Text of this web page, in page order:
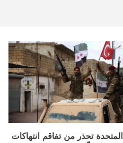
المتحدة تحذر من تفاقم انتهاكات